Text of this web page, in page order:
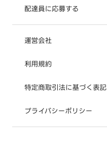
配達員に応募する
運営会社
利用規約
特定商取引法に基づく表記
プライバシーポリシー